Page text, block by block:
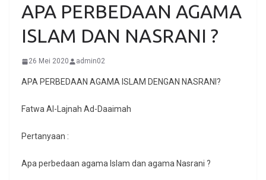
APA PERBEDAAN AGAMA
ISLAM DAN NASRANI ?
26 Mei 2020 admin02
APA PERBEDAAN AGAMA ISLAM DENGAN NASRANI?
Fatwa Al-Lajnah Ad-Daaimah
Pertanyaan :
Apa perbedaan agama Islam dan agama Nasrani ?